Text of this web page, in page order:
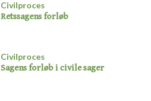
Civilproces
Retssagens forløb​
Civilproces
Sagens forløb i civile sager​